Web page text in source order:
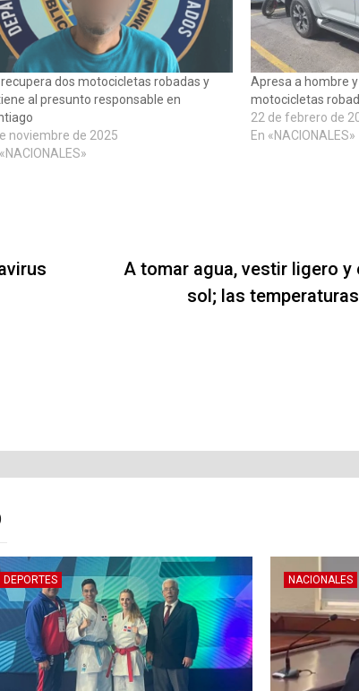
recupera dos motocicletas robadas y
al presunto responsable en
noviembre de 2025
Apresa a hombre
motocicletas
22 de febrero de
En «NACIONALES»
A tomar agua, vestir ligero y
sol; las
DEPORTES NACIONALES